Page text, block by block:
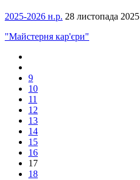
2025-2026 н.р. 28 листопада 2025
"Майстерня кар'єри"
9
10
11
12
13
14
15
16
17
18